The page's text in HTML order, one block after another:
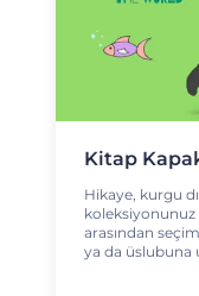
Kitap
Hikaye, kurgu
koleksiyonunuz
arasından
ya da üslubuna